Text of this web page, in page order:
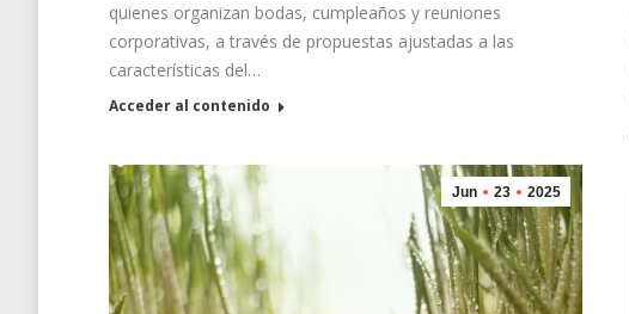
quienes organizan bodas, cumpleaños y reuniones
corporativas, a través de propuestas ajustadas a las
características del…
Acceder al contenido
Jun 23 2025